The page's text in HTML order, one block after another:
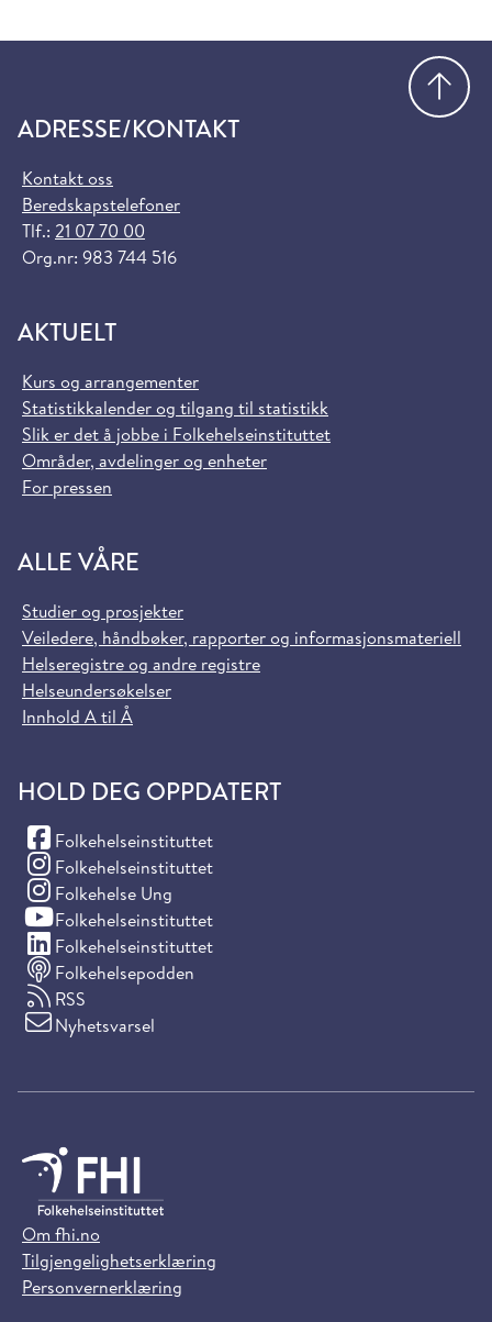
ADRESSE/KONTAKT
Kontakt oss
Beredskapstelefoner
Tlf.: 21 07 70 00
Org.nr: 983 744 516
AKTUELT
Kurs og arrangementer
Statistikkalender og tilgang til statistikk
Slik er det å jobbe i Folkehelseinstituttet
Områder, avdelinger og enheter
For pressen
ALLE VÅRE
Studier og prosjekter
Veiledere, håndbøker, rapporter og informasjonsmateriell
Helseregistre og andre registre
Helseundersøkelser
Innhold A til Å
HOLD DEG OPPDATERT
Folkehelseinstituttet
(Facebook)
Folkehelseinstituttet
(Instagram)
Folkehelse Ung
(Instagram)
Folkehelseinstituttet
(YouTube)
Folkehelseinstituttet
(LinkedIn)
Folkehelsepodden
RSS
Nyhetsvarsel
Om fhi.no
Tilgjengelighetserklæring
Personvernerklæring